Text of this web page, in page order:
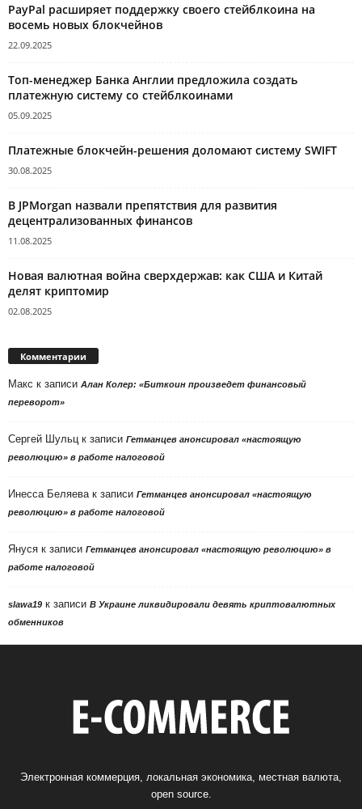
PayPal расширяет поддержку своего стейблкоина на
восемь новых блокчейнов
22.09.2025
Топ-менеджер Банка Англии предложила создать
платежную систему со стейблкоинами
05.09.2025
Платежные блокчейн-решения доломают систему SWIFT
30.08.2025
В JPMorgan назвали препятствия для развития
децентрализованных финансов
11.08.2025
Новая валютная война сверхдержав: как США и Китай
делят криптомир
02.08.2025
Комментарии
Макс к записи Алан Колер: «Биткоин произведет финансовый
переворот»
Сергей Шульц к записи Гетманцев анонсировал «настоящую
революцию» в работе налоговой
Инесса Беляева к записи Гетманцев анонсировал «настоящую
революцию» в работе налоговой
Януся к записи Гетманцев анонсировал «настоящую революцию» в
работе налоговой
slawa19 к записи В Украине ликвидировали девять криптовалютных
обменников
Электронная коммерция, локальная экономика, местная валюта,
open source.